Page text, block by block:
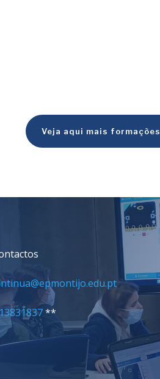
Veja aqui mais formações
**